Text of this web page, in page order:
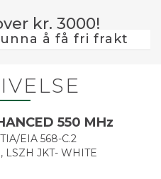
kr. 3000!
unna å få fri frakt
550 MHz
EIA 568-C.2
LSZH JKT- WHITE